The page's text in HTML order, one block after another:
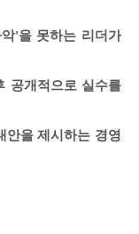
'을 못하는 리더가
공개적으로 실수를
안을 제시하는 경영